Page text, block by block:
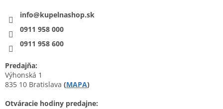
info@kupelnashop.sk
0911 958 000
0911 958 600
Predajňa:
Výhonská 1
835 10 Bratislava (MAPA)
Otváracie hodiny predajne: